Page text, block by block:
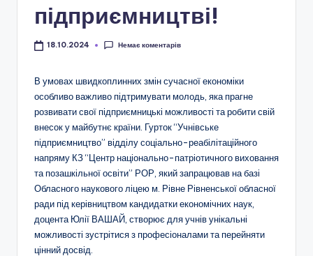
-
п
т
р
і
о
т
и
ч
н
підприємництві!
18.10.2024 Немає коментарів
В умовах швидкоплинних змін сучасної економіки
особливо важливо підтримувати молодь, яка прагне
розвивати свої підприємницькі можливості та робити свій
внесок у майбутнє країни. Гурток “Учнівське
підприємництво” відділу соціально-реабілітаційного
напряму КЗ “Центр національно-патріотичного виховання
та позашкільної освіти” РОР, який запрацював на базі
Обласного наукового ліцею м. Рівне Рівненської обласної
ради під керівництвом кандидатки економічних наук,
доцента Юлії ВАШАЙ, створює для учнів унікальні
можливості зустрітися з професіоналами та перейняти
цінний досвід.